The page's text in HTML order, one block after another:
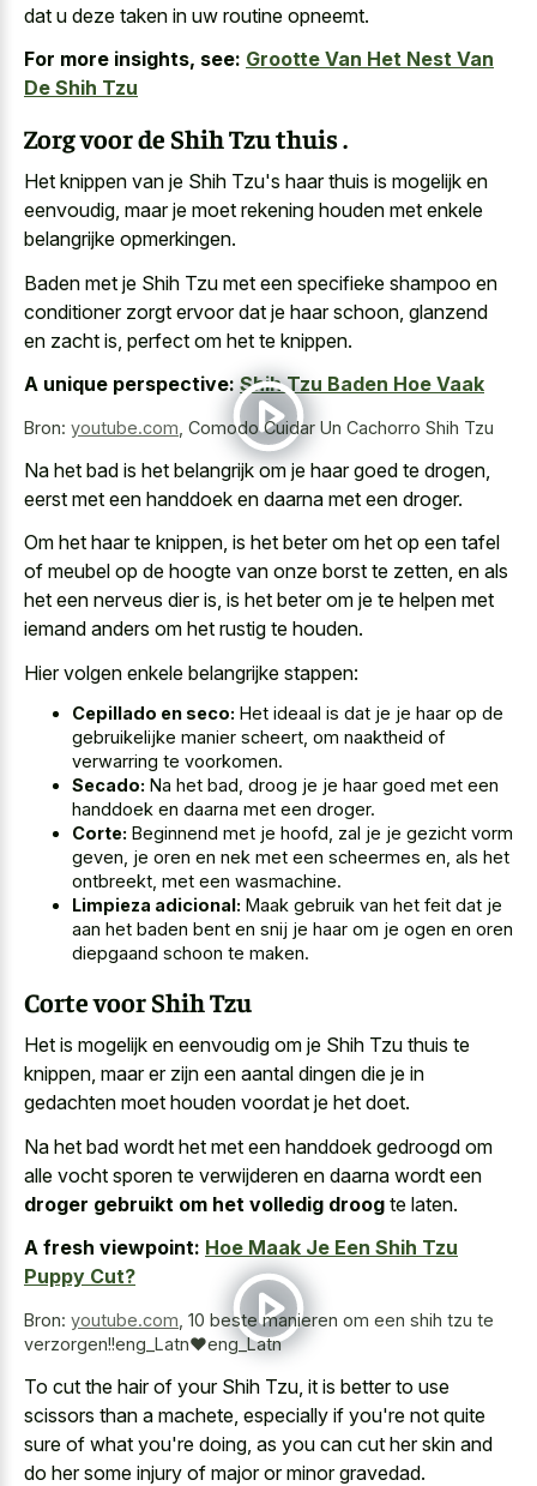
dat u deze taken in uw routine opneemt.
For more insights, see: Grootte Van Het Nest Van
De Shih Tzu
Zorg voor de Shih Tzu thuis .
Het knippen van je Shih Tzu's haar thuis is mogelijk en
eenvoudig, maar je moet rekening houden met enkele
belangrijke opmerkingen.
Baden met je Shih Tzu met een specifieke shampoo en
conditioner zorgt ervoordat je haar schoon, glanzend
en zacht is, perfect om het te knippen.
A unique perspective: Shih Tzu Baden Hoe Vaak
Bron: youtube.com Comodo Cuidar Un Cachorro Shih Tzu
Na het bad is het belangrijk om je haar goed te drogen,
eerst met een handdoek en daarna met een droger.
Om het haar te knippen, is het beter om het op een tafel
of meubel op de hoogte van onze borst te zetten, en als
het een nerveus dier is, is het beter om je te helpen met
iemand anders om het rustig te houden.
Hier volgen enkele belangrijke stappen:
Cepillado en seco: Het ideaal is dat je je haar op de
gebruikelijke manier scheert, om naaktheid of
verwarring te voorkomen.
Secado: Na het bad, droog je je haar goed met een
handdoek en daarna met een droger.
Corte: Beginnend met je hoofd, zal je je gezicht vorm
geven, je oren en nek met een scheermes en, als het
ontbreekt, met een wasmachine.
Limpieza adicional: Maak gebruik van het feit dat je
aan het baden bent en snij je haar om je ogen en oren
diepgaand schoon te maken.
Corte voor Shih Tzu
Het is mogelijk en eenvoudig om je Shih Tzu thuis te
knippen, maar er zijn een aantal dingen die je in
gedachten moet houden voordat je het doet.
Na het bad wordt het met een handdoek gedroogd om
alle vocht sporen te verwijderen en daarna wordt een
droger gebruikt om het volledig droog te laten.
A fresh viewpoint: Hoe Maak Je Een Shih Tzu
Puppy Cut?
Bron: youtube.com 10 beste manieren om een shih tzu te
verzorgen!!eng_Latn️❤️eng_Latn
To cut the hair of your Shih Tzu, it is better to use
scissors than a machete, especially if you're not quite
sure of what you're doing, as you can cut her skin and
do her some injury of major or minor gravedad.